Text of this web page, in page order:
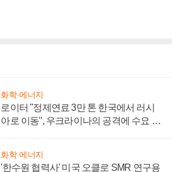
화학·에너지
로이터 "정제연료 3만 톤 한국에서 러시
아로 이동", 우크라이나의 공격에 수요 늘
화학·에너지
'한수원 협력사' 미국 오클로 SMR 연구용